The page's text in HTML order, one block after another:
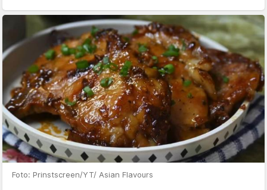
Foto: Prinstscreen/YT/ Asian Flavours